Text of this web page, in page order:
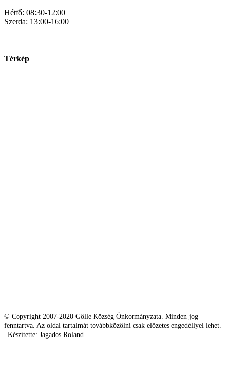
Hétfő: 08:30-12:00
Szerda: 13:00-16:00
Térkép
© Copyright 2007-2020 Gölle Község Önkormányzata. Minden jog
fenntartva. Az oldal tartalmát továbbközölni csak előzetes engedéllyel lehet.
| Készítette: Jagados Roland